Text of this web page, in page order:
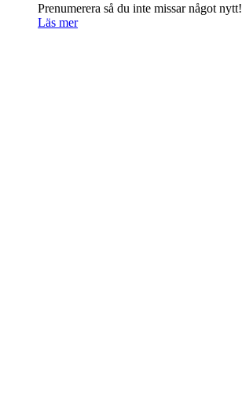
Prenumerera så du inte missar något nytt!
Läs mer